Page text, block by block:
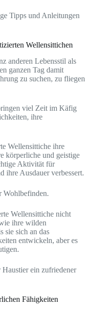
Tipps und Anleitungen
Wellensittichen
anderen Lebensstil als
ganzen Tag damit
zu suchen, zu fliegen
viel Zeit im Käfig
ihre
Wellensittiche ihre
körperliche und geistige
Aktivität für
ihre Ausdauer verbessert.
Wohlbefinden.
Wellensittiche nicht
ihre wilden
sie sich an das
entwickeln, aber es
ein zufriedener
Fähigkeiten